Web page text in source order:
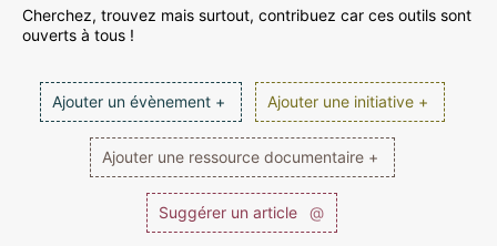
Cherchez, trouvez mais surtout, contribuez car ces outils sont
ouverts à tous !
Ajouter un évènement + Ajouter une initiative +
Ajouter une ressource documentaire +
Suggérer un article @